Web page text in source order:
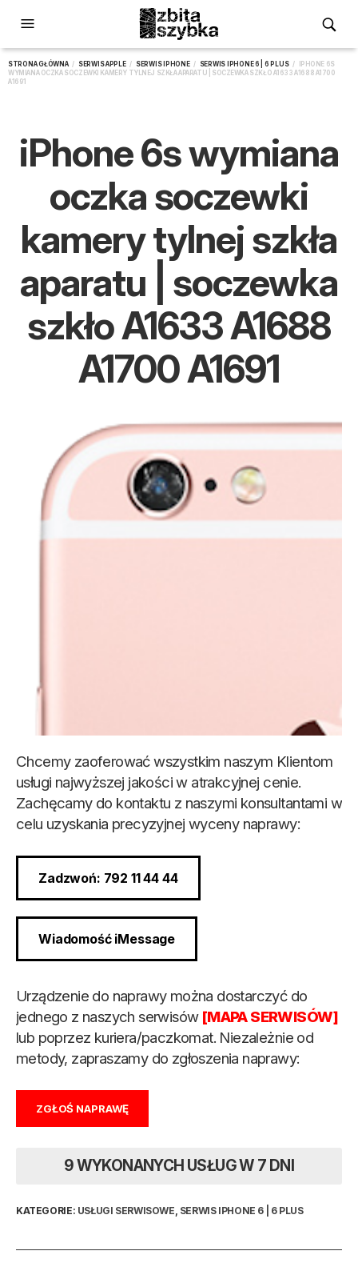
STRONA GŁÓWNA/ SERWIS APPLE/ SERWIS IPHONE/ SERWIS IPHONE 6 | 6 PLUS/ IPHONE 6S
WYMIANA OCZKA SOCZEWKI KAMERY TYLNEJ SZKŁA APARATU | SOCZEWKA SZKŁO A1633 A1688 A1700
A1691
iPhone 6s wymiana
oczka soczewki
kamery tylnej szkła
aparatu | soczewka
szkło A1633 A1688
A1700 A1691
Chcemy zaoferować wszystkim naszym Klientom
usługi najwyższej jakości w atrakcyjnej cenie.
Zachęcamy do kontaktu z naszymi konsultantami w
celu uzyskania precyzyjnej wyceny naprawy:
Zadzwoń: 792 11 44 44
Wiadomość iMessage
Urządzenie do naprawy można dostarczyć do
jednego z naszych serwisów [MAPA SERWISÓW]
lub poprzez kuriera/paczkomat. Niezależnie od
metody, zapraszamy do zgłoszenia naprawy:
ZGŁOŚ NAPRAWĘ
9 WYKONANYCH USŁUG W 7 DNI
KATEGORIE: USŁUGI SERWISOWE, SERWIS IPHONE 6 | 6 PLUS